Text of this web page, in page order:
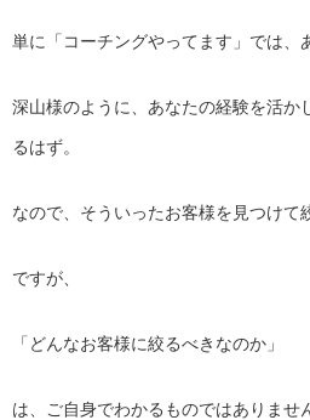
単に「コーチングやってます」では、
深山様のように、 あなたの経験を活か
るはず。
なので、そういったお客様を見つけて
ですが、
「どんなお客様に絞るべきなのか」
は、ご自身でわかるものではありませ